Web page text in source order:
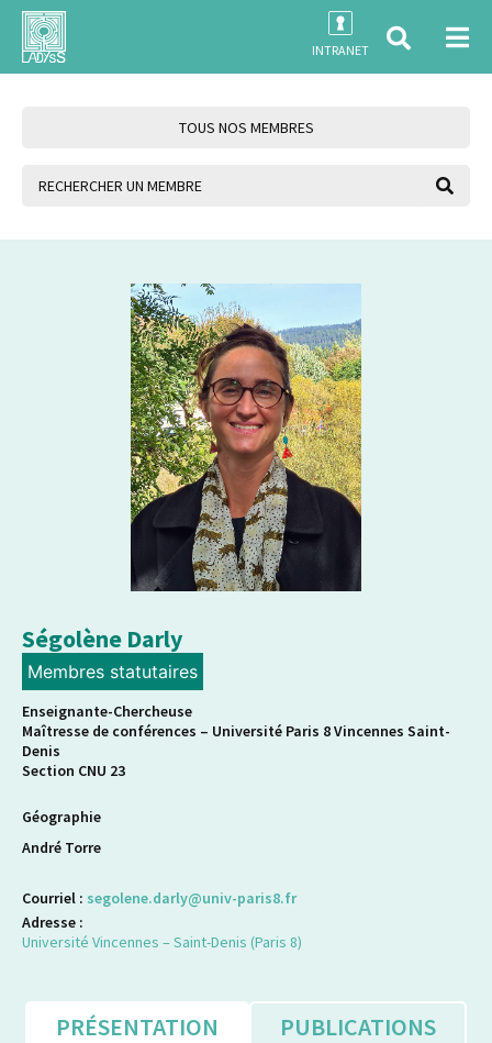
INTRANET
TOUS NOS MEMBRES
Ségolène Darly
Membres statutaires
Enseignante-Chercheuse
Maîtresse de conférences – Université Paris 8 Vincennes Saint-
Denis
Section CNU 23
Géographie
André Torre
Courriel : segolene.darly@univ-paris8.fr
Adresse :
Université Vincennes – Saint-Denis (Paris 8)
PRÉSENTATION PUBLICATIONS